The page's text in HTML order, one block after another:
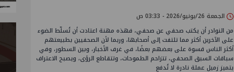
الجمعة 26/يونيو/2026 - 03:33 ص
من النوادر أن يكتب صحفي عن صحفي، فهذه مهنة اعتادت أن تُسلّط الضوء
على الآخرين أكثر مما تلتفت إلى أصحابها، وربما لأن الصحفيين بطبيعتهم
أكثر الناس قسوة على بعضهم بعضًا، في غرف الأخبار، وبين السطور، وفي
سباقات السبق الصحفي، تتزاحم الطموحات، وتتقاطع الرؤى، ويصبح الاعتراف
بتميز زميل عملة نادرة لا تُدفع